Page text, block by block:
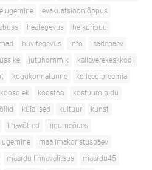
evakuatsiooniõppus
heategevus
helkuripuu
huvitegevus info
isadepäev
jutuhommik
kallaverekeskkool
kogukonnatunne
kolleegipreemia
koosolek koostöö
kostüümipidu
külalised kultuur
kunst
lihavõtted
liigumeõues
lugemine
maailmakoristuspäev
maardu linnavalitsus
maardu45